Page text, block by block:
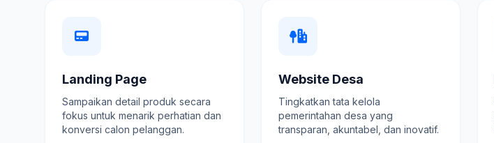
Landing Page
Sampaikan detail produk secara
fokus untuk menarik perhatian dan
konversi calon pelanggan.
Website Desa
Tingkatkan tata kelola
pemerintahan desa yang
transparan, akuntabel, dan inovatif.